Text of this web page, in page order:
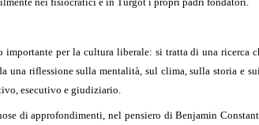
per la cultura liberale: si tratta di una ricerca
riflessione sulla mentalità, sul clima, sulla storia e
esecutivo e giudiziario.
di approfondimenti, nel pensiero di Benjamin